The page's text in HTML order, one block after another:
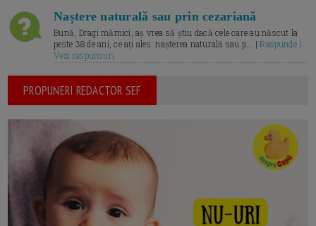
Naștere naturală sau prin cezariană
Bună, Dragi mămici, aș vrea să știu dacă cele care au născut la
peste 38 de ani, ce ați ales: nașterea naturală sau p... |Raspunde |
Vezi raspunsuri
PROPUNERI REDACTOR SEF